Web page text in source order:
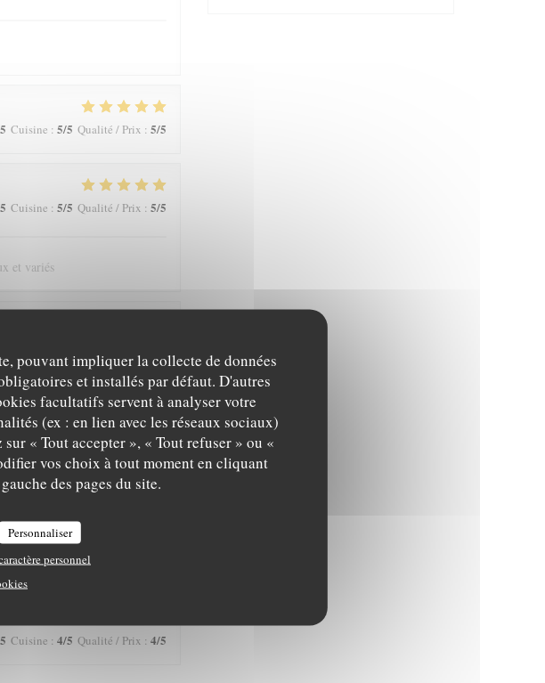
pouvant impliquer la collecte de données
et installés par défaut. D'autres
facultatifs servent à analyser votre
(ex : en lien avec les réseaux sociaux)
« Tout accepter », « Tout refuser » ou «
vos choix à tout moment en cliquant
des pages du site.
Personnaliser
personnel
Cuisine : 5/5 Qualité / Prix : 5/5
Cuisine : 5/5 Qualité / Prix : 5/5
et variés
Cuisine:3 /5 Qualité / Prix: 5/5
Cuisine : 4/5 Qualité / Prix : 4/5